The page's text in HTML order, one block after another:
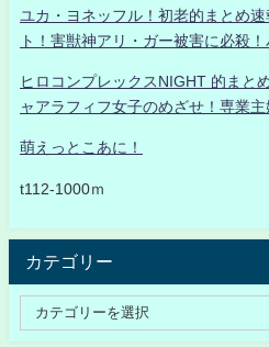
ユカ・ヨネッフル！初老的まとめ
ト！害獣神アリ・ガー被害に必殺
ヒロコンプレックスNIGHT 的まと
ャアラフィフ女子のめざせ！専業
萌えっとこあに！
t112-1000ｍ
カテゴリー